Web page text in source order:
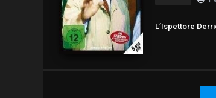
L’Ispettore